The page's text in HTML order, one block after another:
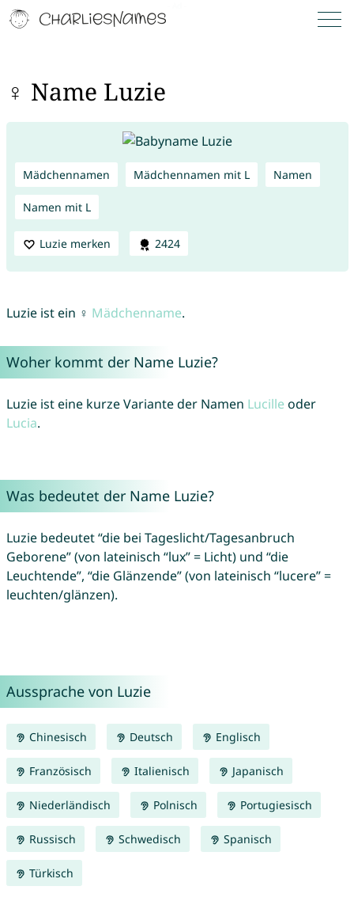
♀ Name Luzie
Mädchennamen Mädchennamen mit L Namen
Namen mit L
Luzie merken 2424
Luzie ist ein ♀ Mädchenname.
Woher kommt der Name Luzie?
Luzie ist eine kurze Variante der Namen Lucille oder
Lucia.
Was bedeutet der Name Luzie?
Luzie bedeutet “die bei Tageslicht/Tagesanbruch
Geborene” (von lateinisch “lux” = Licht) und “die
Leuchtende”, “die Glänzende” (von lateinisch “lucere” =
leuchten/glänzen).
Aussprache von Luzie
Chinesisch Deutsch Englisch
Französisch Italienisch Japanisch
Niederländisch Polnisch Portugiesisch
Russisch Schwedisch Spanisch
Türkisch